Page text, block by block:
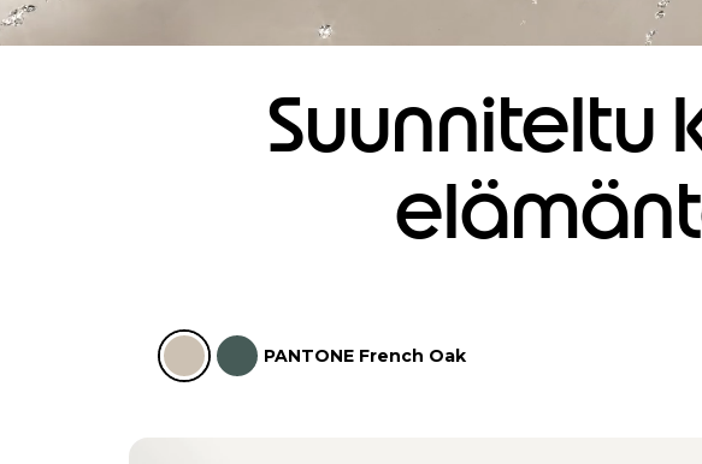
Suunniteltu
PANTONE French Oak